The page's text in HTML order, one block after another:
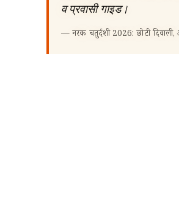
व प्रवासी गाइड।
—नरक चतुर्दशी 2026: छोटी